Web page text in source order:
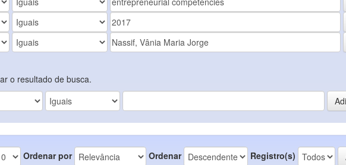
o resultado de busca.
Ordenar por Ordenar Registro(s)